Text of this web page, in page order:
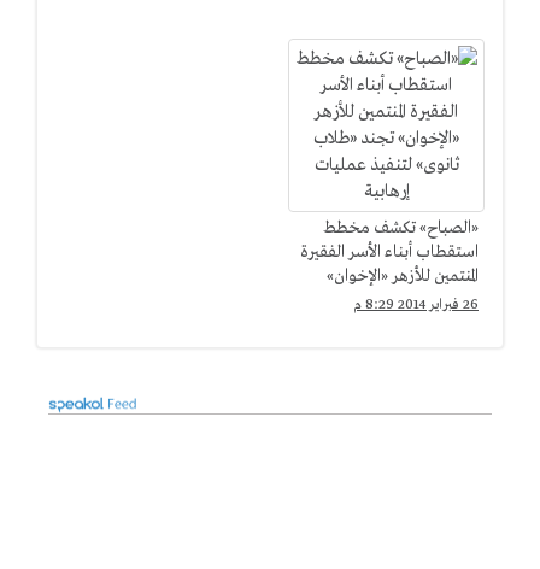
«الصباح» تكشف مخطط
استقطاب أبناء الأسر الفقيرة
المنتمين للأزهر «الإخوان»
تجند «طلاب ثانوى» لتنفيذ
26 فبراير 2014 8:29 م